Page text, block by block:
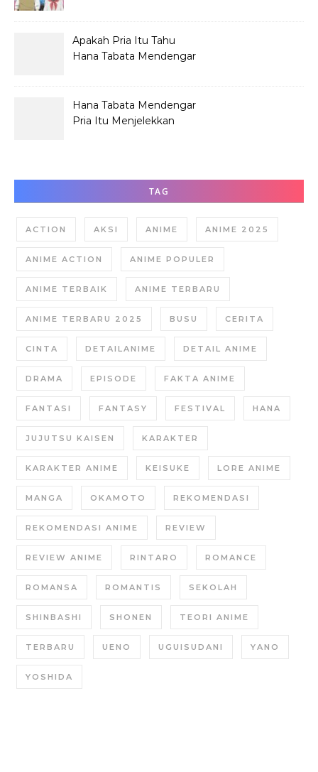
Apakah Pria Itu Tahu
Hana Tabata Mendengar
Hana Tabata Mendengar
Pria Itu Menjelekkan
TAG
ACTION AKSI ANIME ANIME 2025
ANIME ACTION ANIME POPULER
ANIME TERBAIK ANIME TERBARU
ANIME TERBARU 2025 BUSU CERITA
CINTA DETAILANIME DETAIL ANIME
DRAMA EPISODE FAKTA ANIME
FANTASI FANTASY FESTIVAL HANA
JUJUTSU KAISEN KARAKTER
KARAKTER ANIME KEISUKE LORE ANIME
MANGA OKAMOTO REKOMENDASI
REKOMENDASI ANIME REVIEW
REVIEW ANIME RINTARO ROMANCE
ROMANSA ROMANTIS SEKOLAH
SHINBASHI SHONEN TEORI ANIME
TERBARU UENO UGUISUDANI YANO
YOSHIDA